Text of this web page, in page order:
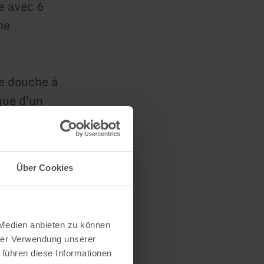
Über Cookies
anbieten zu können
Verwendung unserer
diese Informationen
avec 6
douche à
d'un
en plein